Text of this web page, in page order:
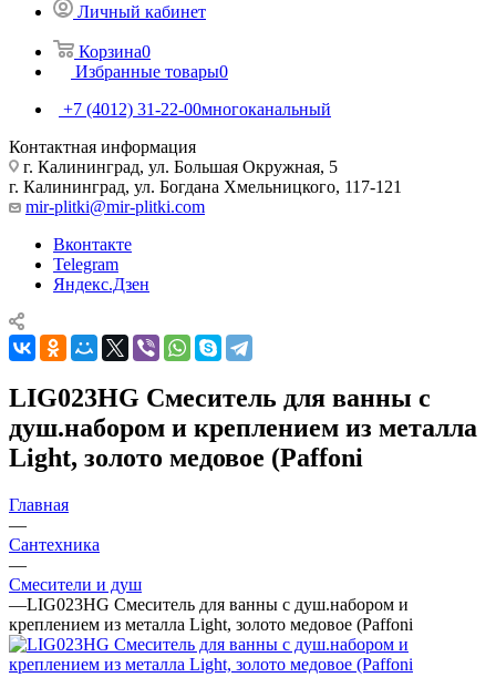
Личный кабинет
Корзина0
Избранные товары0
+7 (4012) 31-22-00многоканальный
Контактная информация
г. Калининград, ул. Большая Окружная, 5
г. Калининград, ул. Богдана Хмельницкого, 117-121
mir-plitki@mir-plitki.com
Вконтакте
Telegram
Яндекс.Дзен
LIG023HG Смеситель для ванны с
душ.набором и креплением из металла
Light, золото медовое (Paffoni
Главная
—
Сантехника
—
Смесители и душ
—LIG023HG Смеситель для ванны с душ.набором и
креплением из металла Light, золото медовое (Paffoni